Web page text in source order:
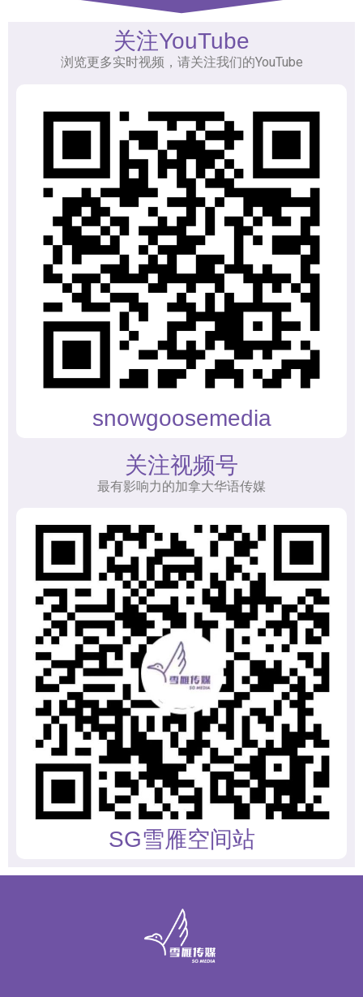
关注YouTube
浏览更多实时视频，请关注我们的YouTube
snowgoosemedia
关注视频号
最有影响力的加拿大华语传媒
SG雪雁空间站